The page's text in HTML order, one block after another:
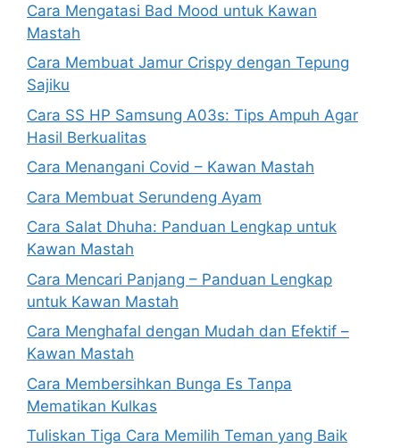
Cara Mengatasi Bad Mood untuk Kawan
Mastah
Cara Membuat Jamur Crispy dengan Tepung
Sajiku
Cara SS HP Samsung A03s: Tips Ampuh Agar
Hasil Berkualitas
Cara Menangani Covid – Kawan Mastah
Cara Membuat Serundeng Ayam
Cara Salat Dhuha: Panduan Lengkap untuk
Kawan Mastah
Cara Mencari Panjang – Panduan Lengkap
untuk Kawan Mastah
Cara Menghafal dengan Mudah dan Efektif –
Kawan Mastah
Cara Membersihkan Bunga Es Tanpa
Mematikan Kulkas
Tuliskan Tiga Cara Memilih Teman yang Baik